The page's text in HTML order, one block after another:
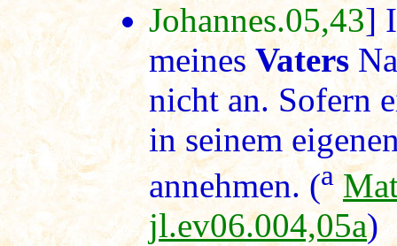
Johannes.05,43]
meinesVaters
nicht an. Sofern
in seinem
annehmen. (a
jl.ev06.004,05a)